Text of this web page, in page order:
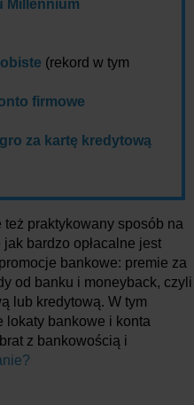
Millennium
(rekord w tym
firmowe
za kartę kredytową
też praktykowany sposób na
bardzo opłacalne jest
bankowe: premie za
od banku i moneyback, czyli
lub kredytową. W tym
lokaty bankowe i konta
z bankowością i